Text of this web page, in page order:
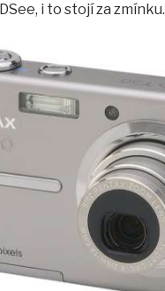
i to stojí za zmínku.